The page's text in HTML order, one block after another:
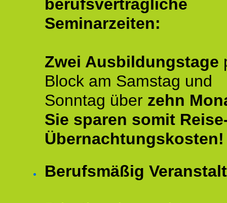
berufsverträgliche
Seminarzeiten:
Zwei Ausbildungstage
Block am Samstag und
Sonntag über zehn
Sie sparen somit
Übernachtungskosten!
Berufsmäßig